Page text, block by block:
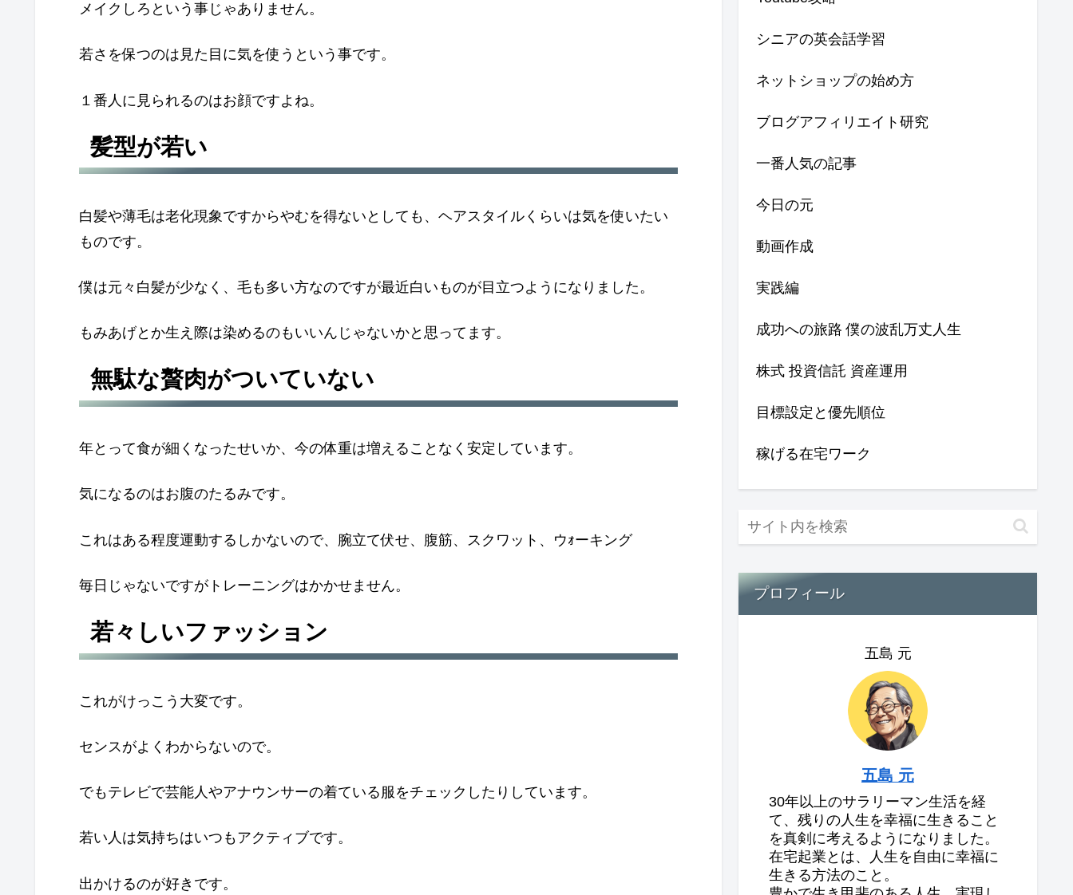
メイクしろという事じゃありません。
若さを保つのは見た目に気を使うという事です。
１番人に見られるのはお顔ですよね。
髪型が若い
白髪や薄毛は老化現象ですからやむを得ないとしても、ヘアスタイルくらいは気を使いたい
ものです。
僕は元々白髪が少なく、毛も多い方なのですが最近白いものが目立つようになりました。
もみあげとか生え際は染めるのもいいんじゃないかと思ってます。
無駄な贅肉がついていない
年とって食が細くなったせいか、今の体重は増えることなく安定しています。
気になるのはお腹のたるみです。
これはある程度運動するしかないので、腕立て伏せ、腹筋、スクワット、ウｫーキング
毎日じゃないですがトレーニングはかかせません。
若々しいファッション
これがけっこう大変です。
センスがよくわからないので。
でもテレビで芸能人やアナウンサーの着ている服をチェックしたりしています。
若い人は気持ちはいつもアクティブです。
出かけるのが好きです。
シニアの英会話学習
ネットショップの始め方
ブログアフィリエイト研究
一番人気の記事
今日の元
動画作成
実践編
成功への旅路 僕の波乱万丈人生
株式 投資信託 資産運用
目標設定と優先順位
稼げる在宅ワーク
プロフィール
五島 元
五島 元
30年以上のサラリーマン生活を経
て、残りの人生を幸福に生きること
を真剣に考えるようになりました。
在宅起業とは、人生を自由に幸福に
生きる方法のこと。